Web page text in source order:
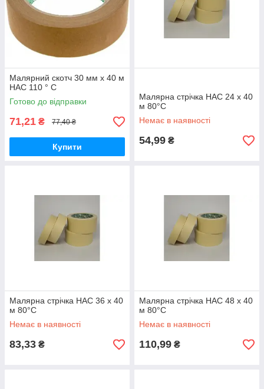
Малярний скотч 30 мм х 40 м
HAC 110 ° С
Готово до відправки
71,21 ₴ 77,40 ₴
Купити
Малярна стрічка HAC 24 х 40
м 80°С
Немає в наявності
54,99 ₴
Малярна стрічка HAC 36 х 40
м 80°С
Немає в наявності
83,33 ₴
Малярна стрічка HAC 48 х 40
м 80°С
Немає в наявності
110,99 ₴